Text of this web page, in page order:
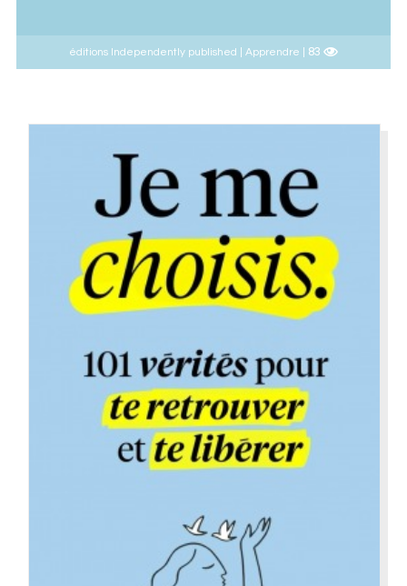
éditions Independently published | Apprendre | 83